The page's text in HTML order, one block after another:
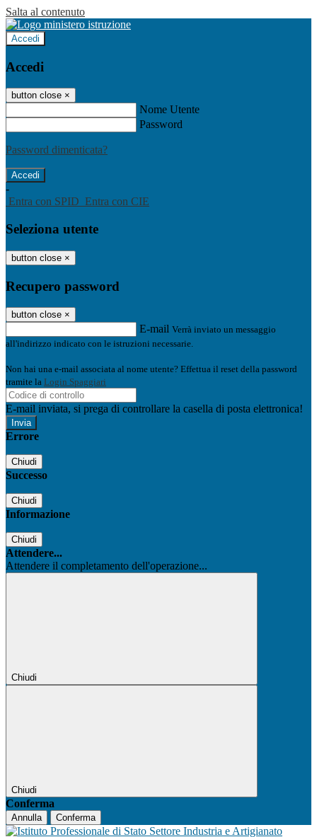
Salta al contenuto
Accedi
Accedi
button close ×
Nome Utente
Password
Password dimenticata?
-
Entra con SPID Entra con CIE
Seleziona utente
button close ×
Recupero password
button close ×
E-mail Verrà inviato un messaggio
all'indirizzo indicato con le istruzioni necessarie.
Non hai una e-mail associata al nome utente? Effettua il reset della password
tramite la Login Spaggiari
E-mail inviata, si prega di controllare la casella di posta elettronica!
Errore
Chiudi
Successo
Chiudi
Informazione
Chiudi
Attendere...
Attendere il completamento dell'operazione...
Chiudi
Chiudi
Conferma
Annulla Conferma